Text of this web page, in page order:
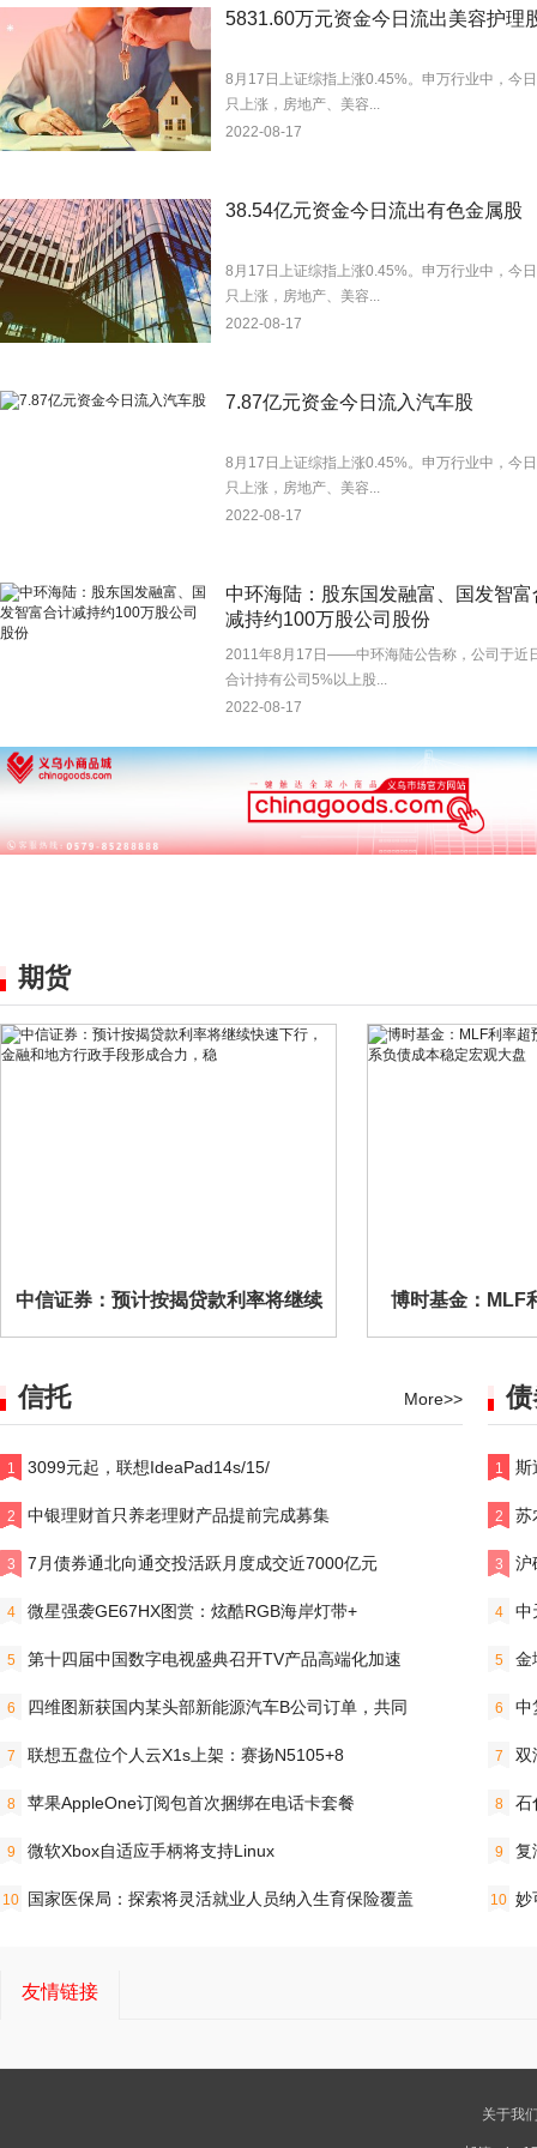
5831.60万元资金今日流出美容护理
8月17日上证综指上涨0.45%。申万行业中，今
只上涨，房地产、美容...
2022-08-17
38.54亿元资金今日流出有色金属股
8月17日上证综指上涨0.45%。申万行业中，今
只上涨，房地产、美容...
2022-08-17
7.87亿元资金今日流入汽车股
8月17日上证综指上涨0.45%。申万行业中，今
只上涨，房地产、美容...
2022-08-17
中环海陆：股东国发融富、国发智富
减持约100万股公司股份
2011年8月17日——中环海陆公告称，公司于近
合计持有公司5%以上股...
2022-08-17
期货
中信证券：预计按揭贷款利率将继续 博时基金：MLF
信托 More>>
1 3099元起，联想IdeaPad14s/15/
2 中银理财首只养老理财产品提前完成募集
3 7月债券通北向通交投活跃月度成交近7000亿元
4 微星强袭GE67HX图赏：炫酷RGB海岸灯带+
5 第十四届中国数字电视盛典召开TV产品高端化加速
6 四维图新获国内某头部新能源汽车B公司订单，共同
7 联想五盘位个人云X1s上架：赛扬N5105+8
8 苹果AppleOne订阅包首次捆绑在电话卡套餐
9 微软Xbox自适应手柄将支持Linux
10 国家医保局：探索将灵活就业人员纳入生育保险覆盖
1 斯
2 苏
3 沪
4 中
5 金
6 中
7 双
8 石
9 复
10 妙
友情链接
关于我